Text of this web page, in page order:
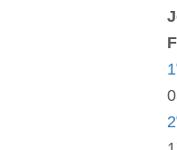
1
2